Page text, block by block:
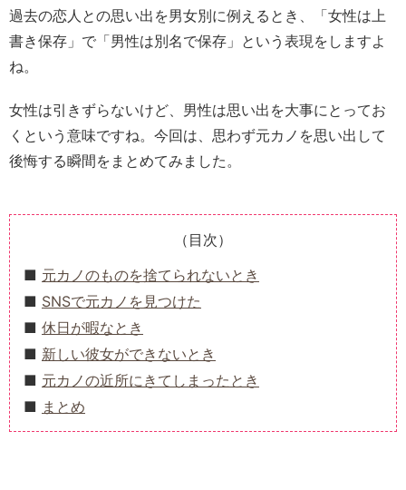
過去の恋人との思い出を男女別に例えるとき、「女性は上
書き保存」で「男性は別名で保存」という表現をしますよ
ね。
女性は引きずらないけど、男性は思い出を大事にとってお
くという意味ですね。今回は、思わず元カノを思い出して
後悔する瞬間をまとめてみました。
（目次）
元カノのものを捨てられないとき
SNSで元カノを見つけた
休日が暇なとき
新しい彼女ができないとき
元カノの近所にきてしまったとき
まとめ